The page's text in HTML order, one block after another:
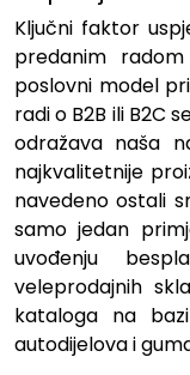
Ključni faktor
predanim
poslovni model
radi o B2B ili B2C
odražava naša
najkvalitetnije
navedeno ostali
samo jedan
uvođenju
veleprodajnih
kataloga na
autodijelova i